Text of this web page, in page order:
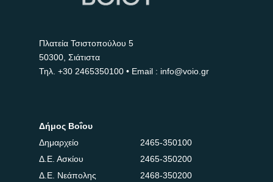
Πλατεία Τσιστοπούλου 5
50300, Σιάτιστα
Τηλ. +30 2465350100 • Email : info@voio.gr
Δήμος Βοΐου
Δημαρχείο
2465-350100
Δ.Ε. Ασκίου
2465-350200
Δ.Ε. Νεάπολης
2468-350200